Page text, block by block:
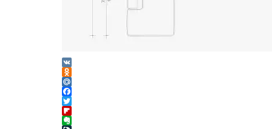
VK
Odnoklassniki
Mail.Ru
Facebook
Twitter
Flipboard